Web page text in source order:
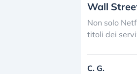
Wall
Non solo
titoli dei
C. G.